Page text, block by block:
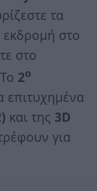
τα
εκδρομή στο
στο
2ο
επιτυχημένα
και της 3D
για